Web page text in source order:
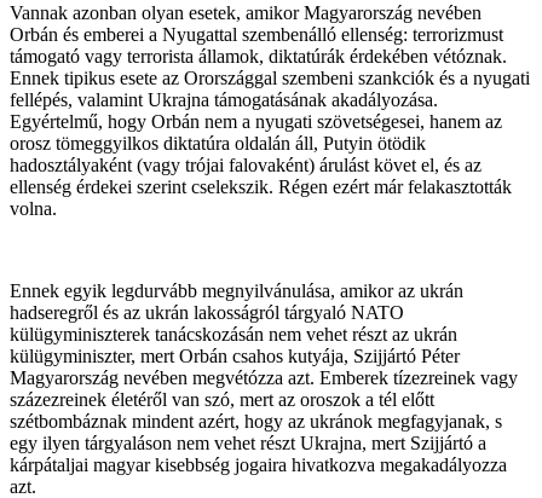
Vannak azonban olyan esetek, amikor Magyarország nevében
Orbán és emberei a Nyugattal szembenálló ellenség: terrorizmust
támogató vagy terrorista államok, diktatúrák érdekében vétóznak.
Ennek tipikus esete az Orországgal szembeni szankciók és a nyugati
fellépés, valamint Ukrajna támogatásának akadályozása.
Egyértelmű, hogy Orbán nem a nyugati szövetségesei, hanem az
orosz tömeggyilkos diktatúra oldalán áll, Putyin ötödik
hadosztályaként (vagy trójai falovaként) árulást követ el, és az
ellenség érdekei szerint cselekszik. Régen ezért már felakasztották
volna.
Ennek egyik legdurvább megnyilvánulása, amikor az ukrán
hadseregről és az ukrán lakosságról tárgyaló NATO
külügyminiszterek tanácskozásán nem vehet részt az ukrán
külügyminiszter, mert Orbán csahos kutyája, Szijjártó Péter
Magyarország nevében megvétózza azt. Emberek tízezreinek vagy
százezreinek életéről van szó, mert az oroszok a tél előtt
szétbombáznak mindent azért, hogy az ukránok megfagyjanak, s
egy ilyen tárgyaláson nem vehet részt Ukrajna, mert Szijjártó a
kárpátaljai magyar kisebbség jogaira hivatkozva megakadályozza
azt.